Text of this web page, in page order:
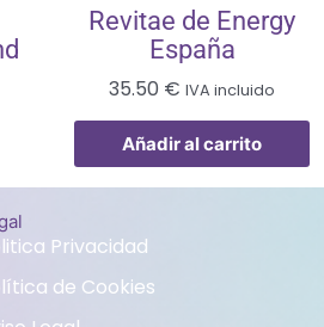
Revitae de Energy
España
35.50 € IVA incluido
Añadir al carrito
Privacidad
de Cookies